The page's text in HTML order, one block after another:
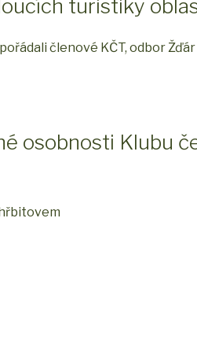
turistiky
členové KČT, odbor Žďár
osobnosti Klubu